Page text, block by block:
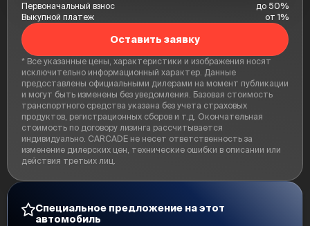
Первоначальный взнос
до 50%
Выкупной платеж
от 1%
Оставить заявку
* Все указанные цены, характеристики и изображения носят
исключительно информационный характер. Данные
предоставлены официальными дилерами на момент публикации
и могут быть изменены без уведомления. Базовая стоимость
транспортного средства указана без учета страховых
продуктов, регистрационных сборов и т.д. Окончательная
стоимость по договору лизинга рассчитывается
индивидуально. CARCADE не несет ответственность за
изменение дилерских цен, технические ошибки в описании или
действия третьих лиц.
Специальное предложение на этот
автомобиль